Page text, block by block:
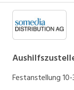
INSERAT
Festanstellung